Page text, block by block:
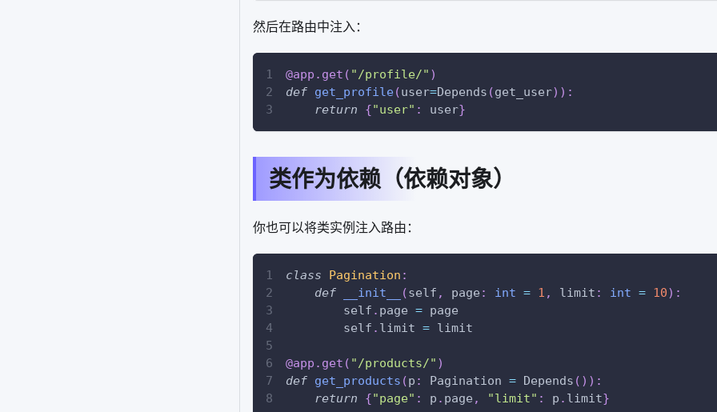
然后在路由中注入：
@app . get ( "/profile/" )
def get_profile(user=Depends (get_user) ) :
return
{"user" : user}
类作为依赖（依赖对象）
你也可以将类实例注入路由：
class Pagination :
def
__init__ (self , page : int = 1 , limit : int = 10) :
        self
. page = page
        self
. limit = limit
@app . get ( "/products/" )
def get_products (p : Pagination = Depends ( ) ) :
return
{"page" : p . page , "limit" : p . limit}